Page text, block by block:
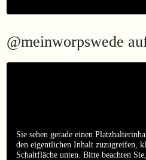
@meinworpswede
Sie sehen gerade einen
den eigentlichen Inhalt zuzugreifen,
Schaltfläche unten. Bitte beachten